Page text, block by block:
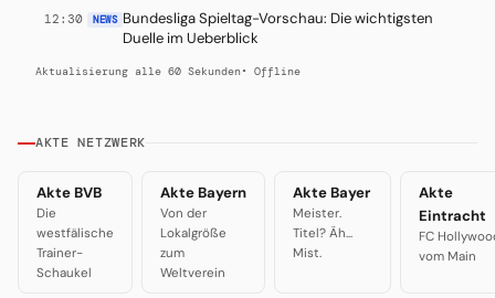
12:30 NEWS Bundesliga Spieltag-Vorschau: Die wichtigsten
Duelle im Ueberblick
Aktualisierung alle 60 Sekunden• Offline
AKTE NETZWERK
Akte BVB
Die
westfälische
Trainer-
Schaukel
Akte Bayern
Von der
Lokalgröße
zum
Weltverein
Akte Bayer
Meister.
Titel? Äh...
Mist.
Akte
Eintracht
FC
vom Main